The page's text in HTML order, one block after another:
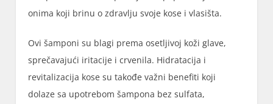
onima koji brinu o zdravlju svoje kose i vlasišta.
Ovi šamponi su blagi prema osetljivoj koži glave,
sprečavajući iritacije i crvenila. Hidratacija i
revitalizacija kose su takođe važni benefiti koji
dolaze sa upotrebom šampona bez sulfata,